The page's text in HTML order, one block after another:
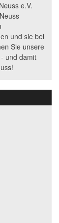
e.V.
und sie bei
Sie unsere
und damit